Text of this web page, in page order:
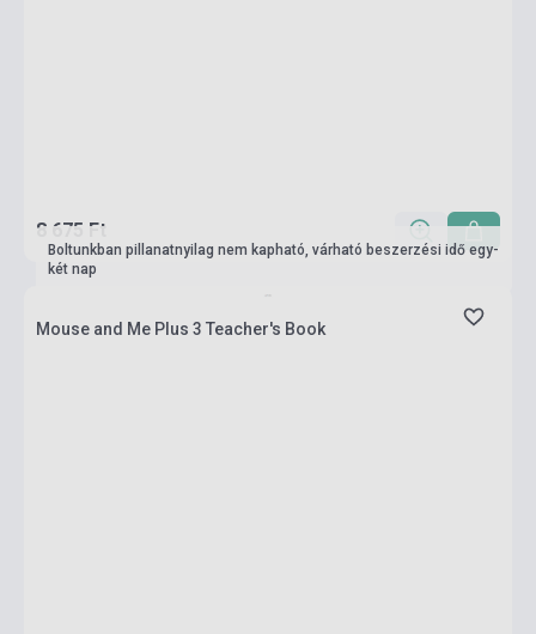
8 675 Ft
Boltunkban pillanatnyilag nem kapható, várható beszerzési idő egy-
két nap
Mouse and Me Plus 3 Teacher's Book